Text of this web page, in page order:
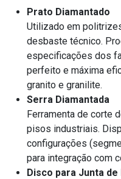
Prato Diamantado
Utilizado em
desbaste técnico.
especificações dos
perfeito e máxima
granito e granilite.
Serra Diamantada
Ferramenta de corte
pisos industriais.
configurações
para integração com
Disco para Junta de